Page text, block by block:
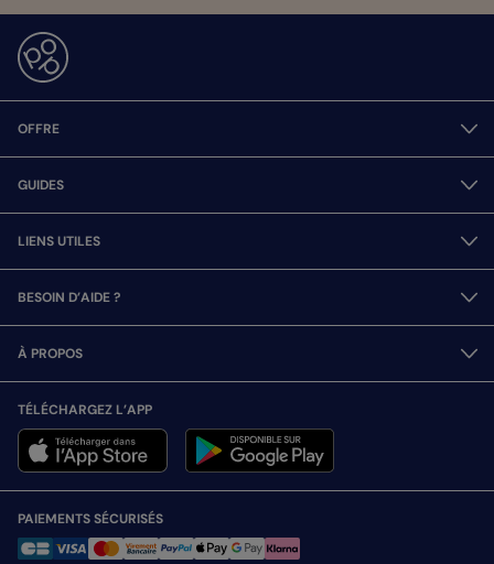
OFFRE
GUIDES
LIENS UTILES
BESOIN D’AIDE ?
À PROPOS
TÉLÉCHARGEZ L’APP
PAIEMENTS SÉCURISÉS